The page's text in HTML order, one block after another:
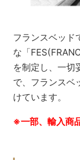
フランスベッド
な「
を制定し、一切
で、フランスベ
けています。
※一部、輸入商